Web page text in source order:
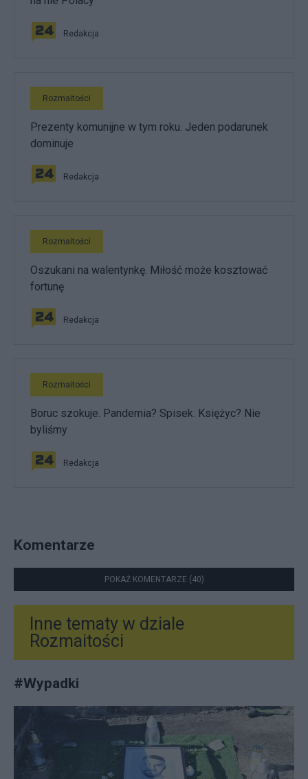
Redakcja
Rozmaitości
Prezenty komunijne w tym roku. Jeden podarunek
dominuje
Redakcja
Rozmaitości
Oszukani na walentynkę. Miłość może kosztować
fortunę
Redakcja
Rozmaitości
Boruc szokuje. Pandemia? Spisek. Księżyc? Nie
byliśmy
Redakcja
Komentarze
POKAŻ KOMENTARZE (40)
Inne tematy w dziale
Rozmaitości
#Wypadki